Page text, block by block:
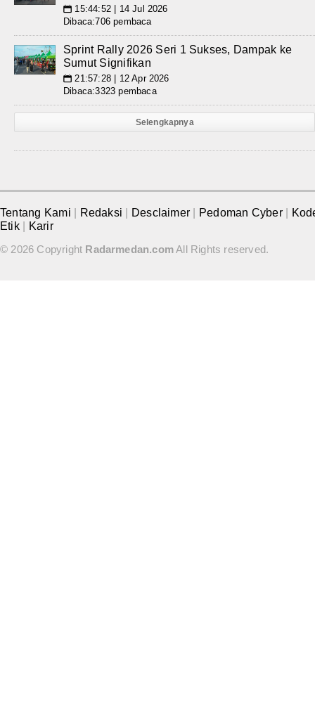
📅 15:44:52 | 14 Jul 2026
Dibaca:706 pembaca
Sprint Rally 2026 Seri 1 Sukses, Dampak ke
Sumut Signifikan
📅 21:57:28 | 12 Apr 2026
Dibaca:3323 pembaca
Selengkapnya
Tentang Kami Redaksi Desclaimer Pedoman Cyber
Etik
Karir
© 2026 Copyright Radarmedan.comAll Rights reserved.